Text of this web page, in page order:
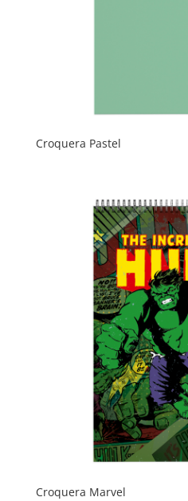
Croquera Pastel
Croquera Marvel